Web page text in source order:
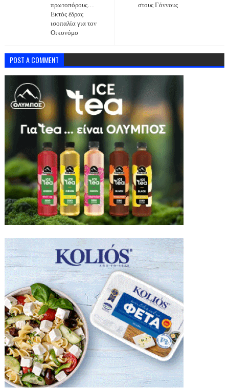
στους Γόννους
πρωτοπόρους…
Εκτός έδρας
ισοπαλία για τον
Οικονόμο
POST A COMMENT